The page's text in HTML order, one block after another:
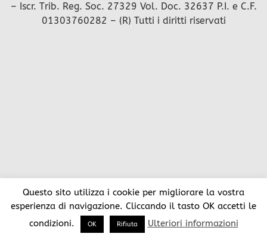
– Iscr. Trib. Reg. Soc. 27329 Vol. Doc. 32637 P.I. e C.F.
01303760282 – (R) Tutti i diritti riservati
Questo sito utilizza i cookie per migliorare la vostra
esperienza di navigazione. Cliccando il tasto OK accetti le
condizioni.
OK Rifiuta Ulteriori informazioni